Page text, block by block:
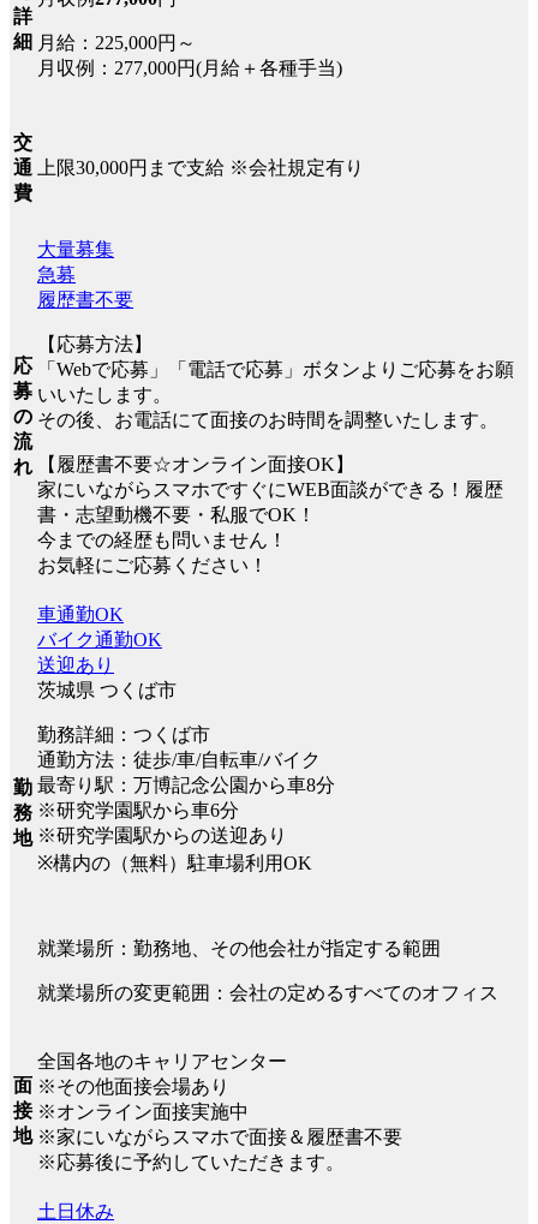
詳
細 月給：225,000円～
月収例：277,000円(月給＋各種手当)
交
通
費
上限30,000円まで支給 ※会社規定有り
応
募
の
流
れ
大量募集
急募
履歴書不要
【応募方法】
「Webで応募」「電話で応募」ボタンよりご応募をお願
いいたします。
その後、お電話にて面接のお時間を調整いたします。
【履歴書不要☆オンライン面接OK】
家にいながらスマホですぐにWEB面談ができる！履歴
書・志望動機不要・私服でOK！
今までの経歴も問いません！
お気軽にご応募ください！
勤
務
地
車通勤OK
バイク通勤OK
送迎あり
茨城県 つくば市
勤務詳細：つくば市
通勤方法：徒歩/車/自転車/バイク
最寄り駅：万博記念公園から車8分
※研究学園駅から車6分
※研究学園駅からの送迎あり
※構内の（無料）駐車場利用OK
就業場所：勤務地、その他会社が指定する範囲
就業場所の変更範囲：会社の定めるすべてのオフィス
面
接
地
全国各地のキャリアセンター
※その他面接会場あり
※オンライン面接実施中
※家にいながらスマホで面接＆履歴書不要
※応募後に予約していただきます。
土日休み